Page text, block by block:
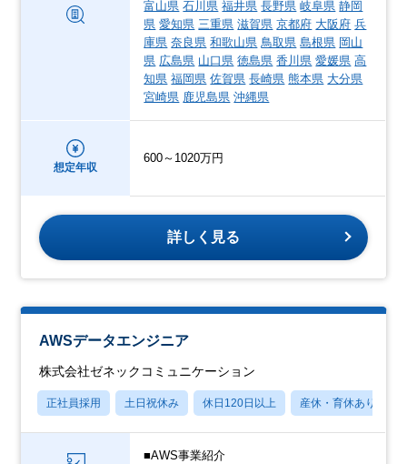
富山県 石川県 福井県 長野県 岐阜県 静岡
県 愛知県 三重県 滋賀県 京都府 大阪府 兵
庫県 奈良県 和歌山県 鳥取県 島根県 岡山
県 広島県 山口県 徳島県 香川県 愛媛県 高
知県 福岡県 佐賀県 長崎県 熊本県 大分県
宮崎県 鹿児島県 沖縄県
想定年収
600～1020万円
詳しく見る
AWSデータエンジニア
株式会社ゼネックコミュニケーション
正社員採用 土日祝休み 休日120日以上 産休・育休あり
■AWS事業紹介